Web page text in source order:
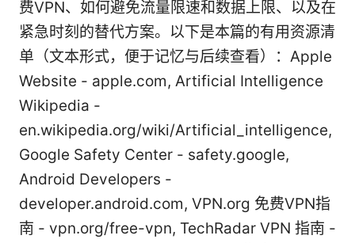
费VPN、如何避免流量限速和数据上限、以及在
紧急时刻的替代方案。以下是本篇的有用资源清
单（文本形式，便于记忆与后续查看）：Apple
Website - apple.com, Artificial Intelligence
Wikipedia -
en.wikipedia.org/wiki/Artificial_intelligence,
Google Safety Center - safety.google,
Android Developers -
developer.android.com, VPN.org 免费VPN指
南 - vpn.org/free-vpn, TechRadar VPN 指南 -